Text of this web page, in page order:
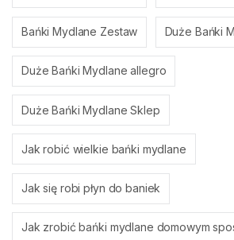
Bańki Mydlane Zestaw Duże Bańki
Duże Bańki Mydlane allegro
Duże Bańki Mydlane Sklep
Jak robić wielkie bańki mydlane
Jak się robi płyn do baniek
Jak zrobić bańki mydlane domowym